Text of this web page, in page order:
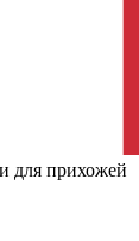
для прихожей